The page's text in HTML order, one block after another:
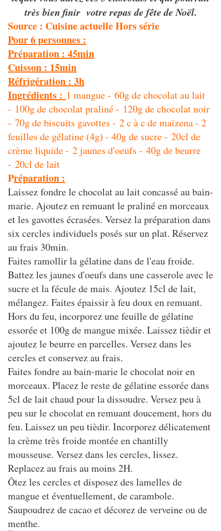
très bien finir votre repas de fête de Noël.
Source : Cuisine actuelle Hors série
Pour 6 personnes :
Préparation : 45min
Cuisson : 15min
Réfrigération : 3h
Ingrédients : 1 mangue - 60g de chocolat au lait
- 100g de chocolat praliné - 120g de chocolat noir
- 70g de biscuits gavottes - 2 c à c de maïzena - 2
feuilles de gélatine (4g) - 40g de sucre - 20cl de
crème liquide - 2 jaunes d'oeufs - 40g de beurre
- 20cl de lait
Préparation :
Laissez fondre le chocolat au lait concassé au bain-
marie. Ajoutez en remuant le praliné en morceaux
et les gavottes écrasées. Versez la préparation dans
six cercles individuels posés sur un plat. Réservez
au frais 30min.
Faites ramollir la gélatine dans de l'eau froide.
Battez les jaunes d'oeufs dans une casserole avec le
sucre et la fécule de mais. Ajoutez 15cl de lait,
mélangez. Faites épaissir à feu doux en remuant.
Hors du feu, incorporez une feuille de gélatine
essorée et 100g de mangue mixée. Laissez tièdir et
ajoutez le beurre en parcelles. Versez dans les
cercles et conservez au frais.
Faites fondre au bain-marie le chocolat noir en
morceaux. Placez le reste de gélatine essorée dans
5cl de lait chaud pour la dissoudre. Versez peu à
peu sur le chocolat en remuant doucement, hors du
feu. Laissez un peu tièdir. Incorporez délicatement
la crème très froide montée en chantilly
mousseuse. Versez dans les cercles, lissez.
Replacez au frais au moins 2H.
Ôtez les cercles et disposez des lamelles de
mangue et éventuellement, de carambole.
Saupoudrez de cacao et décorez de verveine ou de
menthe.